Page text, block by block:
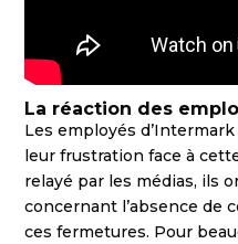
La réaction des
Les employés
leur frustration face à
relayé par les médias, ils
concernant l’absence de
ces fermetures. Pour